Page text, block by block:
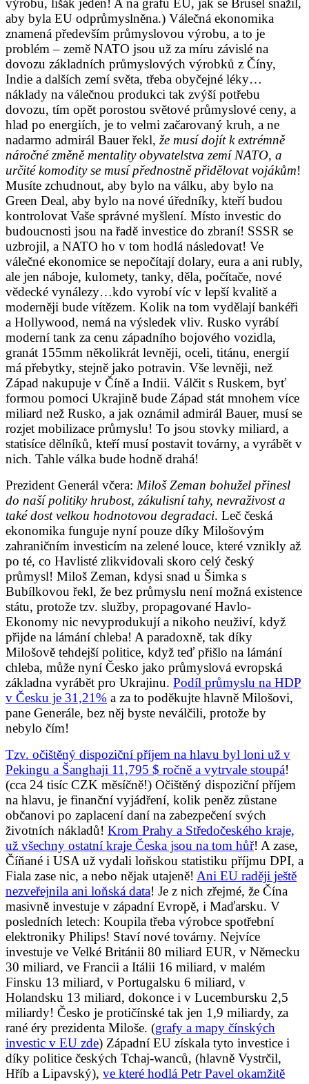
výrobu, lišák jeden! A na grafu EU, jak se Brusel snažil,
aby byla EU odprůmyslněna.) Válečná ekonomika
znamená především průmyslovou výrobu, a to je
problém – země NATO jsou už za míru závislé na
dovozu základních průmyslových výrobků z Číny,
Indie a dalších zemí světa, třeba obyčejné léky…
náklady na válečnou produkci tak zvýší potřebu
dovozu, tím opět porostou světové průmyslové ceny, a
hlad po energiích, je to velmi začarovaný kruh, a ne
nadarmo admirál Bauer řekl, že musí dojít k extrémně
náročné změně mentality obyvatelstva zemí NATO, a
určité komodity se musí přednostně přidělovat vojákům!
Musíte zchudnout, aby bylo na válku, aby bylo na
Green Deal, aby bylo na nové úředníky, kteří budou
kontrolovat Vaše správné myšlení. Místo investic do
budoucnosti jsou na řadě investice do zbraní! SSSR se
uzbrojil, a NATO ho v tom hodlá následovat! Ve
válečné ekonomice se nepočítají dolary, eura a ani rubly,
ale jen náboje, kulomety, tanky, děla, počítače, nové
vědecké vynálezy…kdo vyrobí víc v lepší kvalitě a
moderněji bude vítězem. Kolik na tom vydělají bankéři
a Hollywood, nemá na výsledek vliv. Rusko vyrábí
moderní tank za cenu západního bojového vozidla,
granát 155mm několikrát levněji, oceli, titánu, energií
má přebytky, stejně jako potravin. Vše levněji, než
Západ nakupuje v Číně a Indii. Válčit s Ruskem, byť
formou pomoci Ukrajině bude Západ stát mnohem více
miliard než Rusko, a jak oznámil admirál Bauer, musí se
rozjet mobilizace průmyslu! To jsou stovky miliard, a
statisíce dělníků, kteří musí postavit továrny, a vyrábět v
nich. Tahle válka bude hodně drahá!
Prezident Generál včera: Miloš Zeman bohužel přinesl
do naší politiky hrubost, zákulisní tahy, nevraživost a
také dost velkou hodnotovou degradaci. Leč česká
ekonomika funguje nyní pouze díky Milošovým
zahraničním investicím na zelené louce, které vznikly až
po té, co Havlisté zlikvidovali skoro celý český
průmysl! Miloš Zeman, kdysi snad u Šimka s
Bubílkovou řekl, že bez průmyslu není možná existence
státu, protože tzv. služby, propagované Havlo-
Ekonomy nic nevyprodukují a nikoho neuživí, když
přijde na lámání chleba! A paradoxně, tak díky
Milošově tehdejší politice, když teď přišlo na lámání
chleba, může nyní Česko jako průmyslová evropská
základna vyrábět pro Ukrajinu. Podíl průmyslu na HDP
v Česku je 31,21% a za to poděkujte hlavně Milošovi,
pane Generále, bez něj byste neválčili, protože by
nebylo čím!
Tzv. očištěný dispoziční příjem na hlavu byl loni už v
Pekingu a Šanghaji 11,795 $ ročně a vytrvale stoupá!
(cca 24 tisíc CZK měsíčně!) Očištěný dispoziční příjem
na hlavu, je finanční vyjádření, kolik peněz zůstane
občanovi po zaplacení daní na zabezpečení svých
životních nákladů! Krom Prahy a Středočeského kraje,
už všechny ostatní kraje Česka jsou na tom hůř! A zase,
Číňané i USA už vydali loňskou statistiku příjmu DPI, a
Fiala zase nic, a nebo nějak utajeně! Ani EU raději ještě
nezveřejnila ani loňská data! Je z nich zřejmé, že Čína
masivně investuje v západní Evropě, i Maďarsku. V
posledních letech: Koupila třeba výrobce spotřební
elektroniky Philips! Staví nové továrny. Nejvíce
investuje ve Velké Británii 80 miliard EUR, v Německu
30 miliard, ve Francii a Itálii 16 miliard, v malém
Finsku 13 miliard, v Portugalsku 6 miliard, v
Holandsku 13 miliard, dokonce i v Lucembursku 2,5
miliardy! Česko je protičínské tak jen 1,9 miliardy, za
rané éry prezidenta Miloše. (grafy a mapy čínských
investic v EU zde) Západní EU získala tyto investice i
díky politice českých Tchaj-wanců, (hlavně Vystrčil,
Hříb a Lipavský), ve které hodlá Petr Pavel okamžitě